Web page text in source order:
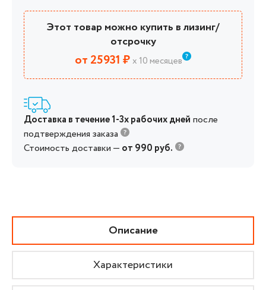
Этот товар можно купить в лизинг/
отсрочку
от 25931 ₽х 10 месяцев
Доставка в течение 1-3х рабочих дней после
подтверждения заказа
Стоимость доставки — от 990 руб.
Описание
Характеристики